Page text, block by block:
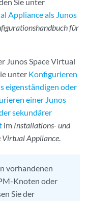
Appliance als Junos
für
Junos Space Virtual
unter Konfigurieren
eigenständigen oder
einer Junos
sekundärer
im Installations- und
Virtual Appliance.
vorhandenen
Knoten oder
Sie der